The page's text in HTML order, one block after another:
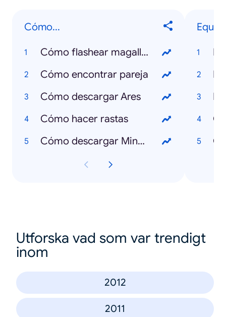
Cómo...
Cómo flashear magallanes
Cómo encontrar pareja
Cómo descargar Ares
Cómo hacer rastas
Cómo descargar Minecraft
Utforska vad som var trendigt
inom
2012
2011